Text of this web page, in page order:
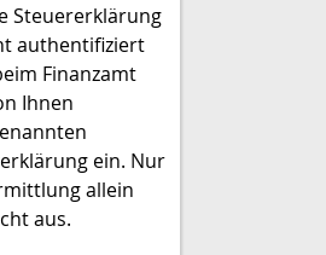
Steuererklärung
authentifiziert
Finanzamt
Ihnen
ein. Nur
allein
aus.